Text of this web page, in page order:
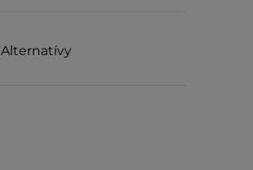
Alternatívy